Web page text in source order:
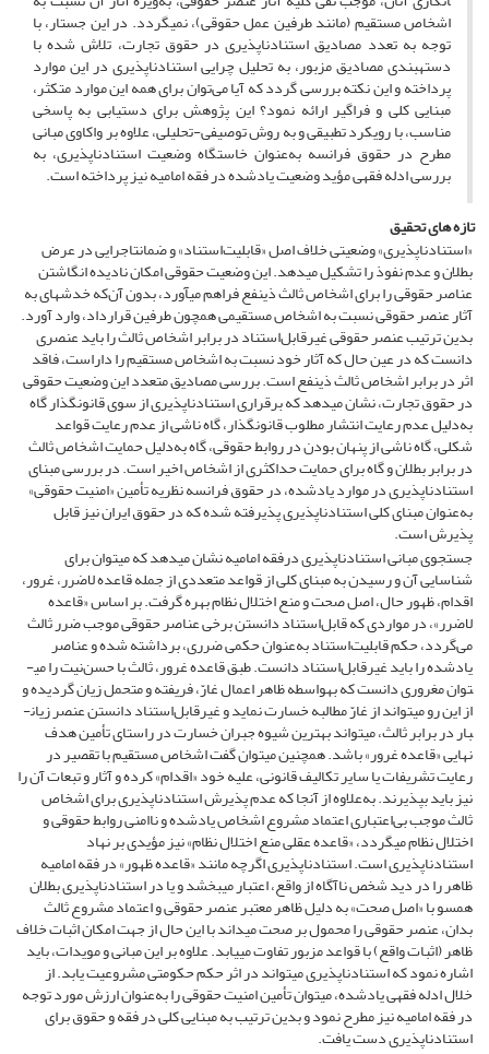
اشخاص مستقیم (مانند طرفین عمل حقوقی)، نمی­گردد. در این جستار، با
توجه به تعدد مصادیق استنادناپذیری در حقوق تجارت، تلاش شده با
دسته­بندی مصادیق مزبور، به تحلیل چرایی استنادناپذیری در این موارد
پرداخته و این نکته بررسی گردد که آیا می‌توان برای همه این موارد متکثر،
مبنایی کلی و فراگیر ارائه نمود؟ این پژوهش برای دستیابی به پاسخی
مناسب، با رویکرد تطبیقی و به روش توصیفی-تحلیلی، علاوه بر واکاوی مبانی
مطرح در حقوق فرانسه به‌عنوان خاستگاه وضعیت استنادناپذیری، به
بررسی ادله فقهی مؤید وضعیت یادشده در فقه امامیه نیز پرداخته است.
تازه های تحقیق
«استنادناپذیری» وضعیتی خلاف اصل «قابلیت‌استناد» و ضمانت­اجرایی در عرض
بطلان و عدم نفوذ را تشکیل می­دهد. این وضعیت حقوقی امکان نادیده انگاشتن
عناصر حقوقی را برای اشخاص ثالث ذی­نفع فراهم می­آورد، بدون آن‌که خدشه­ای به
آثار عنصر حقوقی نسبت به اشخاص مستقیمی همچون طرفین قرارداد، وارد آورد.
بدین ترتیب عنصر حقوقی غیرقابل‌استناد در برابر اشخاص ثالث را باید عنصری
دانست که در عین حال که آثار خود نسبت به اشخاص مستقیم را داراست، فاقد
اثر در برابر اشخاص ثالث ذی­نفع است. بررسی مصادیق متعدد این وضعیت حقوقی
در حقوق تجارت، نشان می­دهد که برقراری استنادناپذیری از سوی قانون­گذار گاه
به‌دلیل عدم رعایت انتشار مطلوب قانون­گذار، گاه ناشی از عدم رعایت قواعد
شکلی، گاه ناشی از پنهان بودن در روابط حقوقی، گاه به‌دلیل حمایت اشخاص ثالث
در برابر بطلان و گاه برای حمایت حداکثری از اشخاص اخیر است. در بررسی مبنای
استنادناپذیری در موارد یادشده، در حقوق فرانسه نظریه تأمین «امنیت حقوقی»
به‌عنوان مبنای کلی استنادناپذیری پذیرفته شده که در حقوق ایران نیز قابل
پذیرش است.
جستجوی مبانی استنادناپذیری درفقه امامیه نشان می­دهد که می­توان برای
شناسایی آن و رسیدن به مبنای کلی از قواعد متعددی از جمله قاعده لاضرر، غرور،
اقدام، ظهور حال، اصل صحت و منع اختلال نظام بهره گرفت. بر اساس «قاعده
لاضرر»، در مواردی که قابل‌استناد دانستن برخی عناصر حقوقی موجب ضرر ثالث
می‌گردد، حکم قابلیت‌استناد به‌عنوان حکمی ضرری، برداشته شده و عناصر
یادشده را باید غیرقابل‌استناد دانست. طبق قاعده غرور، ثالث با حسن‌نیت را می­
توان مغروری دانست که به­واسطه ظاهر اعمال غارّ، فریفته و متحمل زیان گردیده و
از این رو می­تواند از غارّ مطالبه خسارت نماید و غیرقابل‌استناد دانستن عنصر زیان­
بار در برابر ثالث، می­تواند بهترین شیوه جبران خسارت در راستای تأمین هدف
نهایی «قاعده غرور» باشد. همچنین می­توان گفت اشخاص مستقیم با تقصیر در
رعایت تشریفات یا سایر تکالیف قانونی، علیه خود «اقدام» کرده و آثار و تبعات آن را
نیز باید بپذیرند. به‌علاوه از آنجا که عدم پذیرش استنادناپذیری برای اشخاص
ثالث موجب بی‌اعتباری اعتماد مشروع اشخاص یادشده و ناامنی روابط حقوقی و
اختلال نظام می­گردد، «قاعده عقلی منع اختلال نظام» نیز مؤیدی بر نهاد
استنادناپذیری است. استنادناپذیری اگرچه مانند «قاعده ظهور» در فقه امامیه
ظاهر را در دید شخص ناآگاه از واقع، اعتبار می­بخشد و یا در استنادناپذیری بطلان
همسو با «اصل صحت» به دلیل ظاهر معتبر عنصر حقوقی و اعتماد مشروع ثالث
بدان، عنصر حقوقی را محمول بر صحت می­داند با این حال از جهت امکان اثبات خلاف
ظاهر (اثبات واقع) با قواعد مزبور تفاوت می­یابد. علاوه بر این مبانی و مویدات، باید
اشاره نمود که استنادناپذیری می­تواند در اثر حکم حکومتی مشروعیت یابد. از
خلال ادله فقهی یادشده، می­توان تأمین امنیت حقوقی را به‌عنوان ارزش مورد توجه
در فقه امامیه نیز مطرح نمود و بدین ترتیب به مبنایی کلی در فقه و حقوق برای
استنادناپذیری دست یافت.